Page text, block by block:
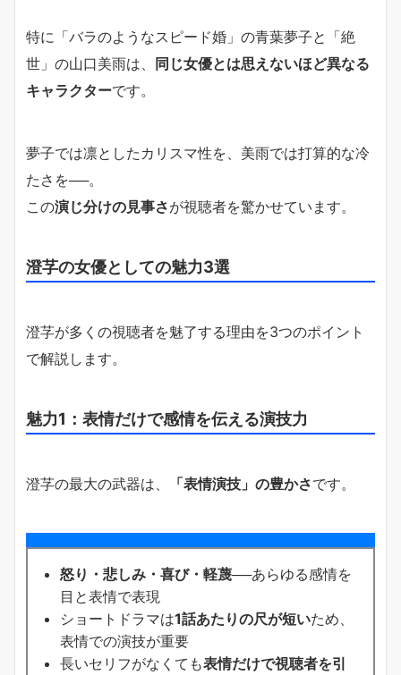
特に「バラのようなスピード婚」の青葉夢子と「絶
世」の山口美雨は、 同じ女優とは思えないほど異なる
キャラクターです。
夢子では凛としたカリスマ性を、美雨では打算的な冷
たさを──。
この演じ分けの見事さが視聴者を驚かせています。
澄芓の女優としての魅力3選
澄芓が多くの視聴者を魅了する理由を3つのポイント
で解説します。
魅力1：表情だけで感情を伝える演技力
澄芓の最大の武器は、 「表情演技」の豊かさです。
怒り・悲しみ・喜び・軽蔑──あらゆる感情を
目と表情で表現
ショートドラマは1話あたりの尺が短いため、
表情での演技が重要
長いセリフがなくても表情だけで視聴者を引